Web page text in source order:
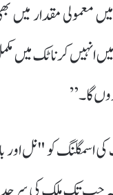
معمولی مقدار میں
میں انہیں کرناٹک میں
گا۔”
اسمگلنگ کو "نل